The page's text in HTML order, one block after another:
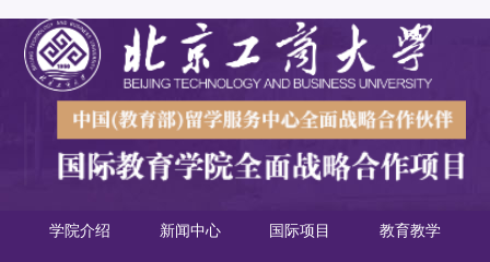
学院介绍 新闻中心 国际项目 教育教学